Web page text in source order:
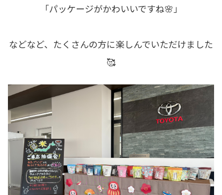
「パッケージがかわいいですね🌸」
などなど、たくさんの方に楽しんでいただけました
🥰